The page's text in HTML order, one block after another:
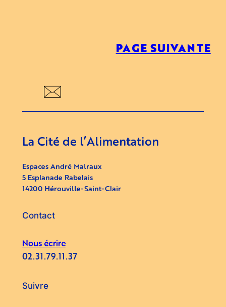
PAGE SUIVANTE
La Cité de l’Alimentation
Espaces André Malraux
5 Esplanade Rabelais
14200 Hérouville-Saint-Clair
Contact
Nous écrire
02.31.79.11.37
Suivre